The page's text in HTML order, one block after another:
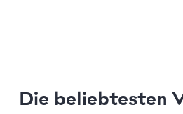
Die beliebtesten